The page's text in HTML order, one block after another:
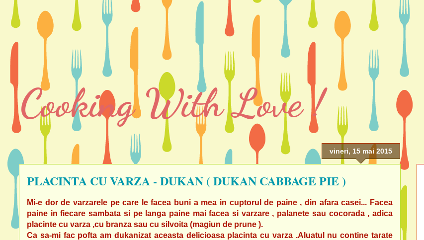
Cooking With Love !
vineri, 15 mai 2015
PLACINTA CU VARZA - DUKAN ( DUKAN CABBAGE PIE )
Mi-e dor de varzarele pe care le facea buni a mea in cuptorul de paine , din afara casei... Facea
paine in fiecare sambata si pe langa paine mai facea si varzare , palanete sau cocorada , adica
placinte cu varza ,cu branza sau cu silvoita (magiun de prune ).
Ca sa-mi fac pofta am dukanizat aceasta delicioasa placinta cu varza .Aluatul nu contine tarate